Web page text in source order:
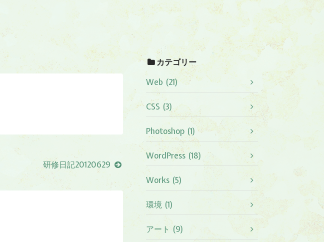
研修日記20120629
カテゴリー
Web (21)
CSS (3)
Photoshop (1)
WordPress (18)
Works (5)
環境 (1)
アート (9)